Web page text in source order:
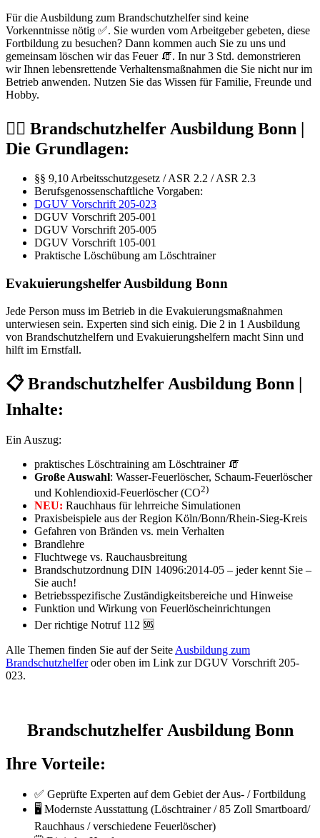
Für die Ausbildung zum Brandschutzhelfer sind keine
Vorkenntnisse nötig ✅. Sie wurden vom Arbeitgeber gebeten, diese
Fortbildung zu besuchen? Dann kommen auch Sie zu uns und
gemeinsam löschen wir das Feuer 🧯. In nur 3 Std. demonstrieren
wir Ihnen lebensrettende Verhaltensmaßnahmen die Sie nicht nur im
Betrieb anwenden. Nutzen Sie das Wissen für Familie, Freunde und
Hobby.
👮‍♂️ Brandschutzhelfer Ausbildung Bonn |
Die Grundlagen:
§§ 9,10 Arbeitsschutzgesetz / ASR 2.2 / ASR 2.3
Berufsgenossenschaftliche Vorgaben:
DGUV Vorschrift 205-023
DGUV Vorschrift 205-001
DGUV Vorschrift 205-005
DGUV Vorschrift 105-001
Praktische Löschübung am Löschtrainer
Evakuierungshelfer Ausbildung Bonn
Jede Person muss im Betrieb in die Evakuierungsmaßnahmen
unterwiesen sein. Experten sind sich einig. Die 2 in 1 Ausbildung
von Brandschutzhelfern und Evakuierungshelfern macht Sinn und
hilft im Ernstfall.
📋 Brandschutzhelfer Ausbildung Bonn |
Inhalte:
Ein Auszug:
praktisches Löschtraining am Löschtrainer 🧯
Große Auswahl: Wasser-Feuerlöscher, Schaum-Feuerlöscher
und Kohlendioxid-Feuerlöscher (CO2)
NEU: Rauchhaus für lehrreiche Simulationen
Praxisbeispiele aus der Region Köln/Bonn/Rhein-Sieg-Kreis
Gefahren von Bränden vs. mein Verhalten
Brandlehre
Fluchtwege vs. Rauchausbreitung
Brandschutzordnung DIN 14096:2014-05 – jeder kennt Sie –
Sie auch!
Betriebsspezifische Zuständigkeitsbereiche und Hinweise
Funktion und Wirkung von Feuerlöscheinrichtungen
Der richtige Notruf 112 🆘
Alle Themen finden Sie auf der Seite Ausbildung zum
Brandschutzhelferoder oben im Link zur DGUV Vorschrift 205-
023.
Brandschutzhelfer Ausbildung Bonn
Ihre Vorteile:
✅ Geprüfte Experten auf dem Gebiet der Aus- / Fortbildung
🖥️ Modernste Ausstattung (Löschtrainer / 85 Zoll Smartboard/
Rauchhaus / verschiedene Feuerlöscher)